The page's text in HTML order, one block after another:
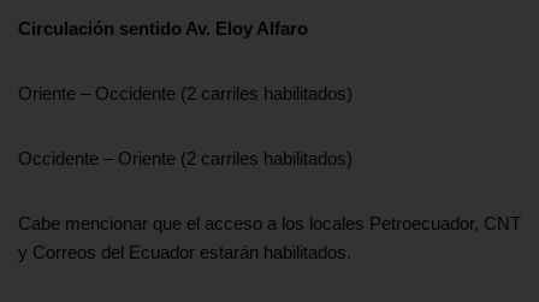
Circulación sentido Av. Eloy Alfaro
Oriente – Occidente (2 carriles habilitados)
Occidente – Oriente (2 carriles habilitados)
Cabe mencionar que el acceso a los locales Petroecuador, CNT
y Correos del Ecuador estarán habilitados.